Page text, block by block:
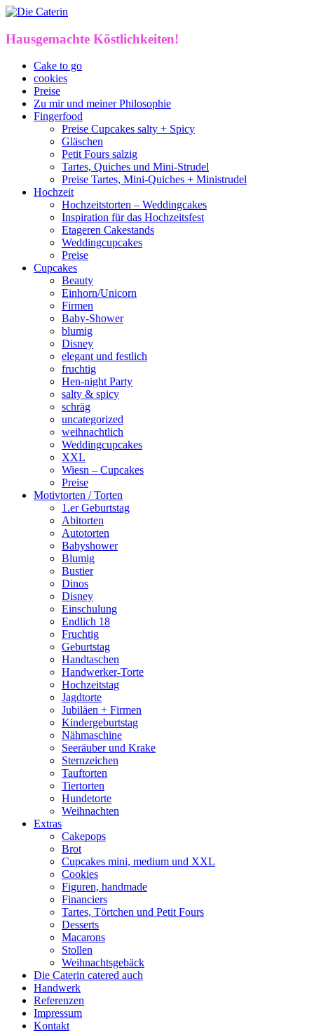
Hausgemachte Köstlichkeiten!
Cake to go
cookies
Preise
Zu mir und meiner Philosophie
Fingerfood
Preise Cupcakes salty + Spicy
Gläschen
Petit Fours salzig
Tartes, Quiches und Mini-Strudel
Preise Tartes, Mini-Quiches + Ministrudel
Hochzeit
Hochzeitstorten – Weddingcakes
Inspiration für das Hochzeitsfest
Etageren Cakestands
Weddingcupcakes
Preise
Cupcakes
Beauty
Einhorn/Unicorn
Firmen
Baby-Shower
blumig
Disney
elegant und festlich
fruchtig
Hen-night Party
salty & spicy
schräg
uncategorized
weihnachtlich
Weddingcupcakes
XXL
Wiesn – Cupcakes
Preise
Motivtorten / Torten
1.er Geburtstag
Abitorten
Autotorten
Babyshower
Blumig
Bustier
Dinos
Disney
Einschulung
Endlich 18
Fruchtig
Geburtstag
Handtaschen
Handwerker-Torte
Hochzeitstag
Jagdtorte
Jubiläen + Firmen
Kindergeburtstag
Nähmaschine
Seeräuber und Krake
Sternzeichen
Tauftorten
Tiertorten
Hundetorte
Weihnachten
Extras
Cakepops
Brot
Cupcakes mini, medium und XXL
Cookies
Figuren, handmade
Financiers
Tartes, Törtchen und Petit Fours
Desserts
Macarons
Stollen
Weihnachtsgebäck
Die Caterin catered auch
Handwerk
Referenzen
Impressum
Kontakt